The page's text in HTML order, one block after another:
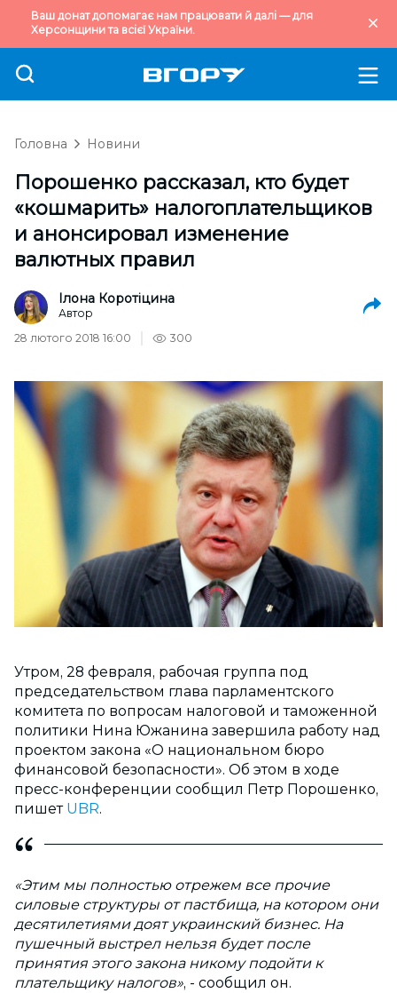
Ваш донат допомагає нам працювати й далі — для
Херсонщини та всієї України.
Головна Новини
Порошенко рассказал, кто будет
«кошмарить» налогоплательщиков
и анонсировал изменение
валютных правил
Ілона Коротіцина
Автор
28 лютого 2018 16:00
300
Утром, 28 февраля, рабочая группа под
председательством глава парламентского
комитета по вопросам налоговой и таможенной
политики Нина Южанина завершила работу над
проектом закона «О национальном бюро
финансовой безопасности». Об этом в ходе
пресс-конференции сообщил Петр Порошенко,
пишет UBR.
«Этим мы полностью отрежем все прочие
силовые структуры от пастбища, на котором они
десятилетиями доят украинский бизнес. На
пушечный выстрел нельзя будет после
принятия этого закона никому подойти к
плательщику налогов», - сообщил он.